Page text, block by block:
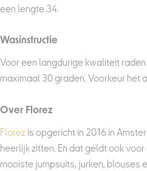
een lengte 34.
Wasinstructie
Voor een langdurige kwaliteit
maximaal 30 graden. Voorkeur het
Over Florez
Florezis opgericht in 2016 in
heerlijk zitten. En dat geldt ook
mooiste jumpsuits, jurken, blouses